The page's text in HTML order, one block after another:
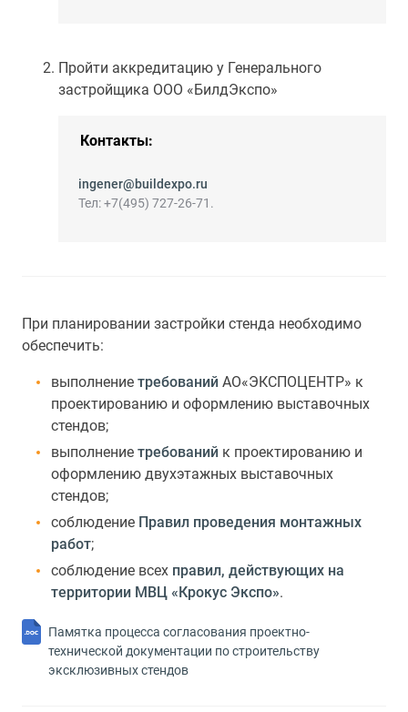
Пройти аккредитацию у Генерального
застройщика ООО «БилдЭкспо»
Контакты:
ingener@buildexpo.ru
Тел: +7(495) 727-26-71.
При планировании застройки стенда необходимо
обеспечить:
выполнение требований АО«ЭКСПОЦЕНТР» к
проектированию и оформлению выставочных
стендов;
выполнение требований к проектированию и
оформлению двухэтажных выставочных
стендов;
соблюдение Правил проведения монтажных
работ;
соблюдение всех правил, действующих на
территории МВЦ «Крокус Экспо».
Памятка процесса согласования проектно-
технической документации по строительству
эксклюзивных стендов